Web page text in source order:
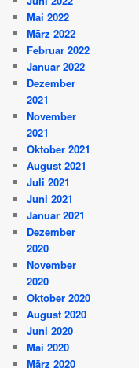
Mai 2022
März 2022
Februar 2022
Januar 2022
Dezember
2021
November
2021
Oktober 2021
August 2021
Juli 2021
Juni 2021
Januar 2021
Dezember
2020
November
2020
Oktober 2020
August 2020
Juni 2020
Mai 2020
März 2020